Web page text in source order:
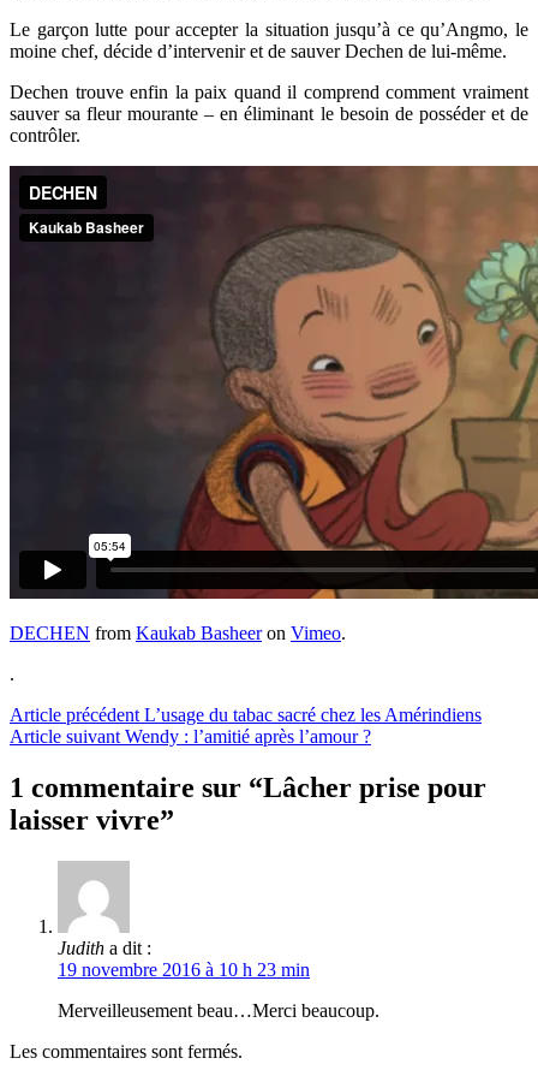
Le garçon lutte pour accepter la situation jusqu’à ce qu’Angmo, le
moine chef, décide d’intervenir et de sauver Dechen de lui-même.
Dechen trouve enfin la paix quand il comprend comment vraiment
sauver sa fleur mourante – en éliminant le besoin de posséder et de
contrôler.
DECHEN from Kaukab Basheeron Vimeo.
.
Lire
la
suite
Article précédent L’usage du tabac sacré chez les Amérindiens
Article suivant Wendy : l’amitié après l’amour ?
1 commentaire sur “Lâcher prise pour
laisser vivre”
Judith a dit :
19 novembre 2016 à 10 h 23 min
Merveilleusement beau…Merci beaucoup.
Les commentaires sont fermés.